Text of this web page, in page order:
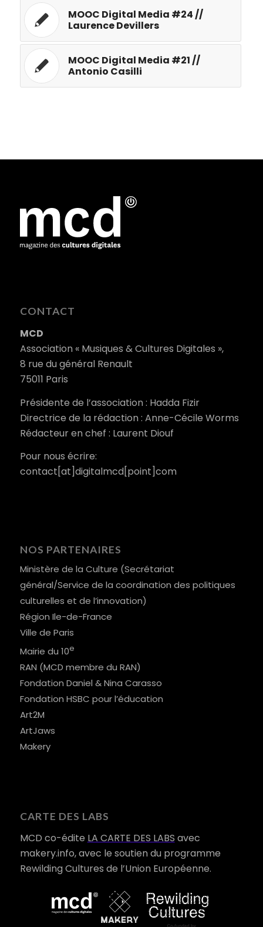
MOOC Digital Media #24 //
Laurence Devillers
MOOC Digital Media #21 //
Antonio Casilli
CONTACT
MCD
Association « Musiques & Cultures Digitales »,
8 rue du général Renault
75011 Paris
Présidente de l’association : Hadda Fizir
Directrice de la rédaction : Anne-Cécile Worms
Rédacteur en chef : Laurent Diouf
Pour nous écrire:
contact[at]digitalmcd[point]com
NOS PARTENAIRES
Ministère de la Culture (Secrétariat
général/Service de la coordination des politiques
culturelles et de l’innovation)
Région Ile-de-France
Ville de Paris
Mairie du 10e
RAN (MCD membre du RAN)
Fondation Daniel & Nina Carasso
Fondation HSBC pour l’éducation
Art2M
ArtJaws
Makery
CARTE DES LABS
MCD co-édite LA CARTE DES LABS avec
makery.info, avec le soutien du programme
Rewilding Cultures de l’Union Européenne.